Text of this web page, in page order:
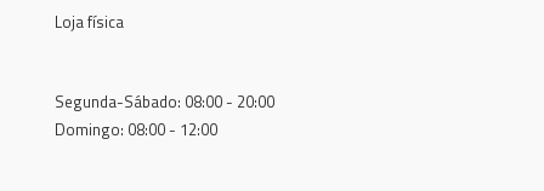
Loja física
Segunda-Sábado: 08:00 - 20:00
Domingo: 08:00 - 12:00